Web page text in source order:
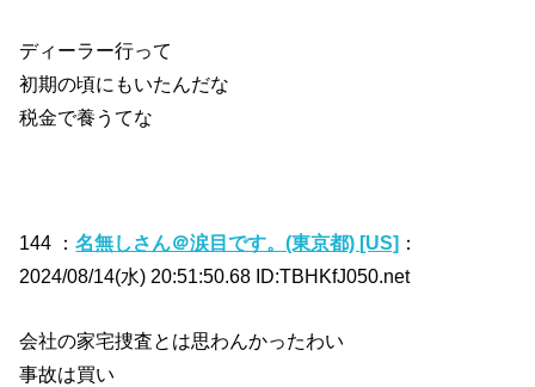
ディーラー行って
初期の頃にもいたんだな
税金で養うてな
144 ：名無しさん＠涙目です。(東京都) [US] ：
2024/08/14(水) 20:51:50.68 ID:TBHKfJ050.net
会社の家宅捜査とは思わんかったわい
事故は買い